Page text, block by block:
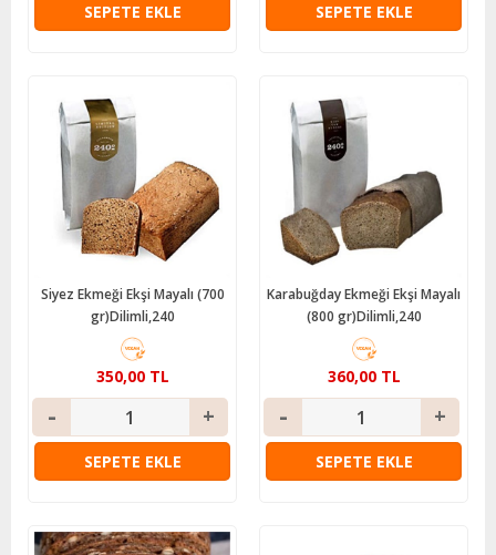
SEPETE EKLE SEPETE EKLE
Siyez Ekmeği Ekşi Mayalı (700
gr)Dilimli,240
350,00 TL
SEPETE EKLE
Karabuğday Ekmeği Ekşi Mayalı
(800 gr)Dilimli,240
360,00 TL
SEPETE EKLE